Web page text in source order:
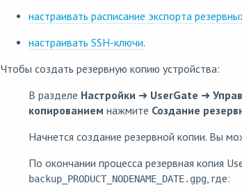
настраивать расписание экспорта
настраивать SSH-ключи.
Чтобы создать резервную копию устройства:
В разделе Настройки ➜ UserGate ➜
копированием нажмите Создание
Начнется создание резервной копии. Вы
По окончании процесса резервная копия
backup_PRODUCT_NODENAME_DATE.gpg, где: